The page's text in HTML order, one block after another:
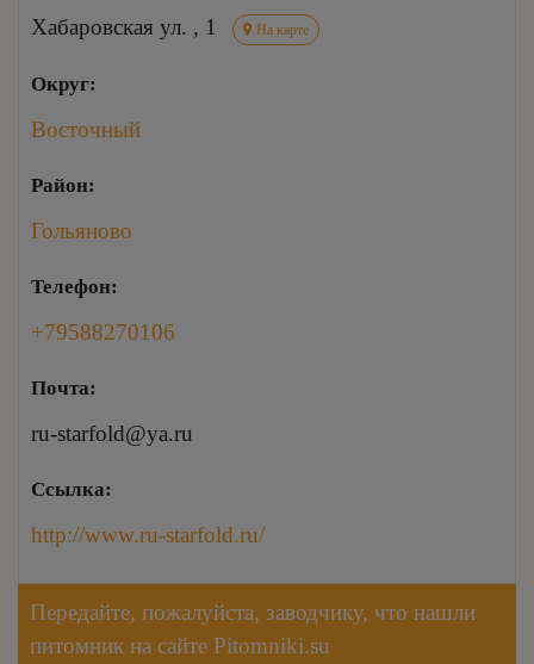
Хабаровская ул. , 1 На карте
Округ:
Восточный
Район:
Гольяново
Телефон:
+79588270106
Почта:
ru-starfold@ya.ru
Ссылка:
http://www.ru-starfold.ru/
Передайте, пожалуйста, заводчику, что нашли
питомник на сайте Pitomniki.su